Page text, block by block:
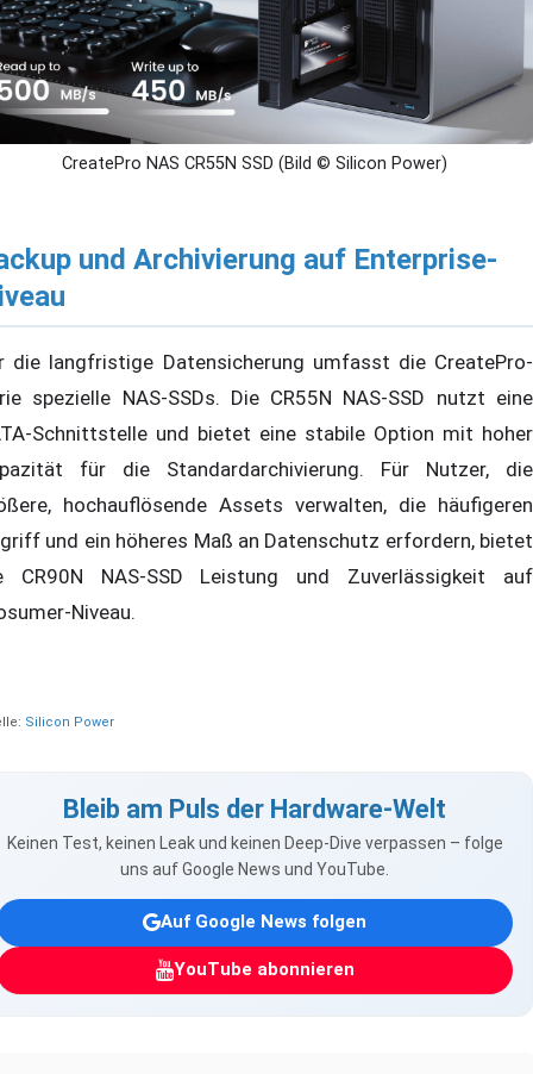
CreatePro NAS CR55N SSD (Bild © Silicon Power)
und Archivierung auf Enterprise-
die langfristige Datensicherung umfasst die CreatePro-
spezielle NAS-SSDs. Die CR55N NAS-SSD nutzt eine
Schnittstelle und bietet eine stabile Option mit hoher
für die Standardarchivierung. Für Nutzer, die
hochauflösende Assets verwalten, die häufigeren
und ein höheres Maß an Datenschutz erfordern, bietet
CR90N NAS-SSD Leistung und Zuverlässigkeit auf
Niveau.
Silicon Power
Bleib am Puls der Hardware-Welt
Keinen Test, keinen Leak und keinen Deep-Dive verpassen – folge
uns auf Google News und YouTube.
Auf Google News folgen
YouTube abonnieren